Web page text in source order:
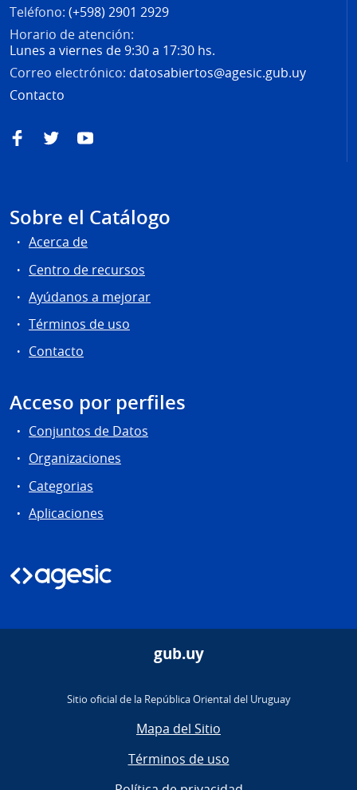
Teléfono: (+598) 2901 2929
Horario de atención:
Lunes a viernes de 9:30 a 17:30 hs.
Correo electrónico: datosabiertos@agesic.gub.uy
Contacto
FacebookTwitterYouTube
Sobre el Catálogo
Acerca de
Centro de recursos
Ayúdanos a mejorar
Términos de uso
Contacto
Acceso por perfiles
Conjuntos de Datos
Organizaciones
Categorias
Aplicaciones
gub.uy
Sitio oficial de la República Oriental del Uruguay
Mapa del Sitio
Términos de uso